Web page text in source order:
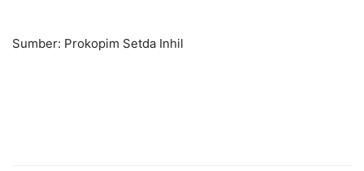
Sumber: Prokopim Setda Inhil